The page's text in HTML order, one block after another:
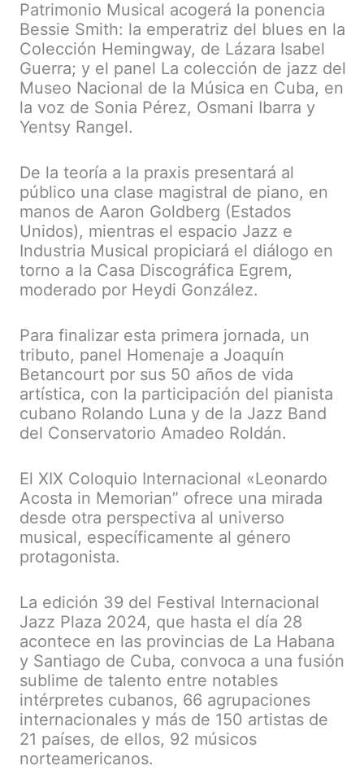
Patrimonio Musical acogerá la ponencia
Bessie Smith: la emperatriz del blues en la
Colección Hemingway, de Lázara Isabel
Guerra; y el panel La colección de jazz del
Museo Nacional de la Música en Cuba, en
la voz de Sonia Pérez, Osmani Ibarra y
Yentsy Rangel.
De la teoría a la praxis presentará al
público una clase magistral de piano, en
manos de Aaron Goldberg (Estados
Unidos), mientras el espacio Jazz e
Industria Musical propiciará el diálogo en
torno a la Casa Discográfica Egrem,
moderado por Heydi González.
Para finalizar esta primera jornada, un
tributo, panel Homenaje a Joaquín
Betancourt por sus 50 años de vida
artística, con la participación del pianista
cubano Rolando Luna y de la Jazz Band
del Conservatorio Amadeo Roldán.
El XIX Coloquio Internacional «Leonardo
Acosta in Memorian” ofrece una mirada
desde otra perspectiva al universo
musical, específicamente al género
protagonista.
La edición 39 del Festival Internacional
Jazz Plaza 2024, que hasta el día 28
acontece en las provincias de La Habana
y Santiago de Cuba, convoca a una fusión
sublime de talento entre notables
intérpretes cubanos, 66 agrupaciones
internacionales y más de 150 artistas de
21 países, de ellos, 92 músicos
norteamericanos.